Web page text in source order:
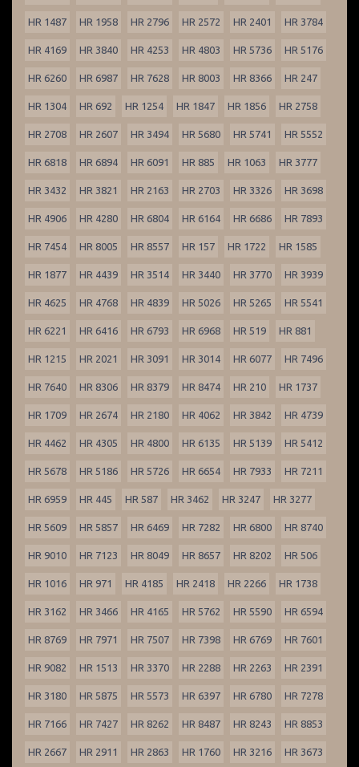
HR 1487 HR 1958 HR 2796 HR 2572 HR 2401 HR 3784
HR 4169 HR 3840 HR 4253 HR 4803 HR 5736 HR 5176
HR 6260 HR 6987 HR 7628 HR 8003 HR 8366 HR 247
HR 1304 HR 692 HR 1254 HR 1847 HR 1856 HR 2758
HR 2708 HR 2607 HR 3494 HR 5680 HR 5741 HR 5552
HR 6818 HR 6894 HR 6091 HR 885 HR 1063 HR 3777
HR 3432 HR 3821 HR 2163 HR 2703 HR 3326 HR 3698
HR 4906 HR 4280 HR 6804 HR 6164 HR 6686 HR 7893
HR 7454 HR 8005 HR 8557 HR 157 HR 1722 HR 1585
HR 1877 HR 4439 HR 3514 HR 3440 HR 3770 HR 3939
HR 4625 HR 4768 HR 4839 HR 5026 HR 5265 HR 5541
HR 6221 HR 6416 HR 6793 HR 6968 HR 519 HR 881
HR 1215 HR 2021 HR 3091 HR 3014 HR 6077 HR 7496
HR 7640 HR 8306 HR 8379 HR 8474 HR 210 HR 1737
HR 1709 HR 2674 HR 2180 HR 4062 HR 3842 HR 4739
HR 4462 HR 4305 HR 4800 HR 6135 HR 5139 HR 5412
HR 5678 HR 5186 HR 5726 HR 6654 HR 7933 HR 7211
HR 6959 HR 445 HR 587 HR 3462 HR 3247 HR 3277
HR 5609 HR 5857 HR 6469 HR 7282 HR 6800 HR 8740
HR 9010 HR 7123 HR 8049 HR 8657 HR 8202 HR 506
HR 1016 HR 971 HR 4185 HR 2418 HR 2266 HR 1738
HR 3162 HR 3466 HR 4165 HR 5762 HR 5590 HR 6594
HR 8769 HR 7971 HR 7507 HR 7398 HR 6769 HR 7601
HR 9082 HR 1513 HR 3370 HR 2288 HR 2263 HR 2391
HR 3180 HR 5875 HR 5573 HR 6397 HR 6780 HR 7278
HR 7166 HR 7427 HR 8262 HR 8487 HR 8243 HR 8853
HR 2667 HR 2911 HR 2863 HR 1760 HR 3216 HR 3673